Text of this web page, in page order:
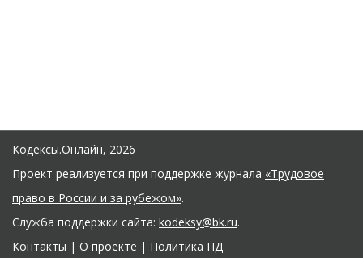
Кодексы.Онлайн, 2026
Проект реализуется при поддержке журнала «Трудовое
право в России и за рубежом».
Служба поддержки сайта: kodeksy@bk.ru.
Контакты | О проекте | Политика ПД